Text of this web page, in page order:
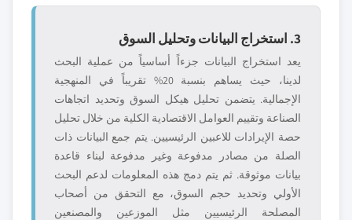
3. استخراج البيانات وتحليل السوق
يعد استخراج البيانات جزءاً أساسياً من عملية البحث
لدينا، حيث يساهم بنسبة 20% تقريباً في المنهجية
الإجمالية. يتضمن تحليل هيكل السوق وتحديد اتجاهات
الصناعة وتقييم العوامل الاقتصادية الكلية من خلال تحليل
حصة الإيرادات للاعبين الرئيسيين. يتم جمع البيانات ذات
الصلة من مصادر مدفوعة وغير مدفوعة لبناء قاعدة
بيانات موثوقة. ثم يتم دمج هذه المعلومات لدعم البحث
الأولي وتحديد حجم السوق، مع التحقق من أصحاب
المصلحة الرئيسيين مثل الموزعين والمصنعين